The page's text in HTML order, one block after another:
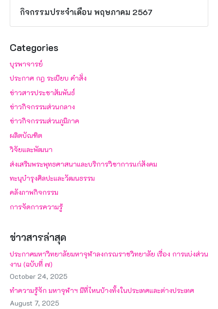
กิจกรรมประจำเดือน พฤษภาคม 2567
Categories
บุรพาจารย์
ประกาศ กฎ ระเบียบ คำสั่ง
ข่าวสารประชาสัมพันธ์
ข่าวกิจกรรมส่วนกลาง
ข่าวกิจกรรมส่วนภูมิภาค
ผลิตบัณฑิต
วิจัยและพัฒนา
ส่งเสริมพระพุทธศาสนาและบริการวิชาการแก่สังคม
ทะนุบำรุงศิลปะและวัฒนธรรม
คลังภาพกิจกรรม
การจัดการความรู้
ข่าวสารล่าสุด
ประกาศมหาวิทยาลัยมหาจุฬาลงกรณราชวิทยาลัย เรื่อง การแบ่งส่วน
งาน (ฉบับที่ ๗)
October 24, 2025
ทำความรู้จัก มหาจุฬาฯ มีที่ไหนบ้างทั้งในประเทศและต่างประเทศ
August 7, 2025